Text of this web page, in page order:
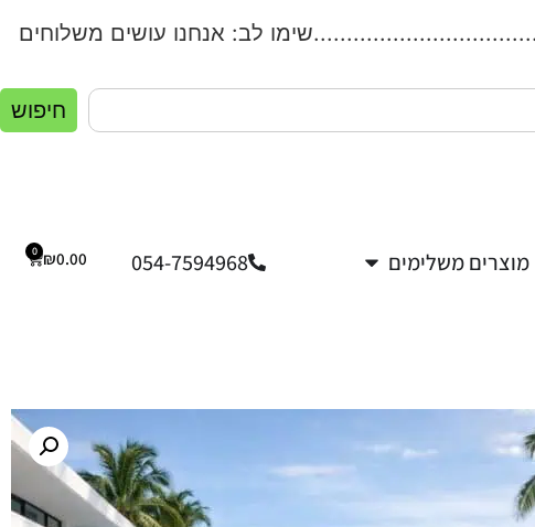
לב: אנחנו עושים
חיפוש
מוצרים משלימים 054-7594968
₪0.00
0